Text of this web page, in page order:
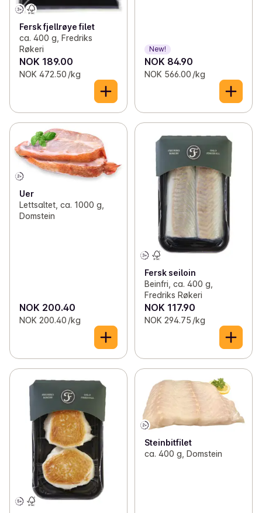
Fersk fjellrøye filet
ca. 400 g, Fredriks
Røkeri
NOK 189.00
NOK 472.50 /kg
New!
NOK 84.90
NOK 566.00 /kg
Uer
Lettsaltet, ca. 1000 g,
Domstein
NOK 200.40
NOK 200.40 /kg
Fersk seiloin
Beinfri, ca. 400 g,
Fredriks Røkeri
NOK 117.90
NOK 294.75 /kg
Steinbitfilet
ca. 400 g, Domstein